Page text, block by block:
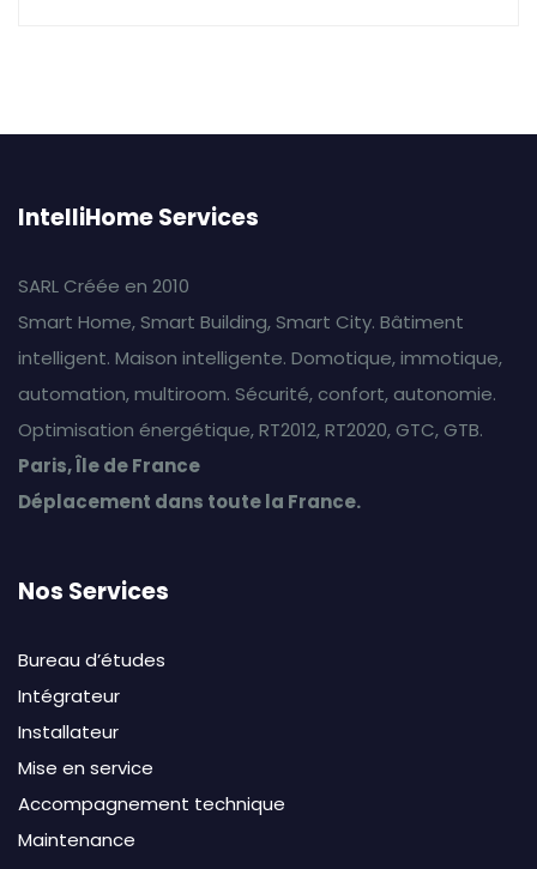
IntelliHome Services
SARL Créée en 2010
Smart Home, Smart Building, Smart City. Bâtiment
intelligent. Maison intelligente. Domotique, immotique,
automation, multiroom. Sécurité, confort, autonomie.
Optimisation énergétique, RT2012, RT2020, GTC, GTB.
Paris, Île de France
Déplacement dans toute la France.
Nos Services
Bureau d’études
Intégrateur
Installateur
Mise en service
Accompagnement technique
Maintenance